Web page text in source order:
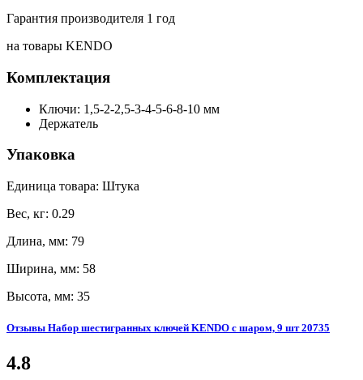
Гарантия производителя 1 год
на товары KENDO
Комплектация
Ключи: 1,5-2-2,5-3-4-5-6-8-10 мм
Держатель
Упаковка
Единица товара: Штука
Вес, кг: 0.29
Длина, мм: 79
Ширина, мм: 58
Высота, мм: 35
Отзывы Набор шестигранных ключей KENDO с шаром, 9 шт 20735
4.8